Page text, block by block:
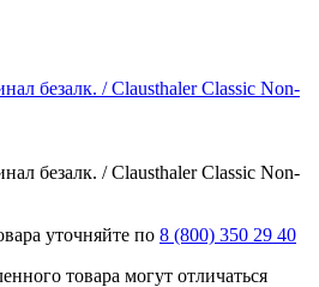
безалк. / Clausthaler Classic Non-
безалк. / Clausthaler Classic Non-
уточняйте по 8 (800) 350 29 40
товара могут отличаться